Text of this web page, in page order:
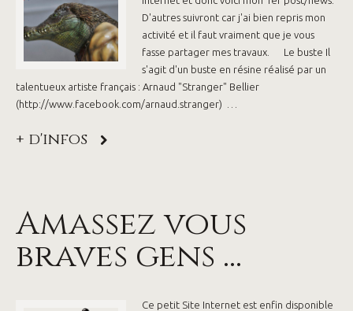
D'autres suivront car j'ai bien repris mon
activité et il faut vraiment que je vous
fasse partager mes travaux. Le buste Il
s'agit d'un buste en résine réalisé par un
talentueux artiste français : Arnaud "Stranger" Bellier
(http://www.facebook.com/arnaud.stranger) …
+ d'infos
Amassez vous
braves gens …
Ce petit Site Internet est enfin disponible